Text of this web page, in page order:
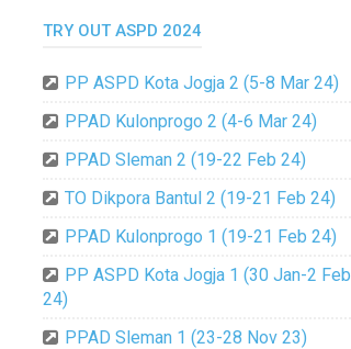
TRY OUT ASPD 2024
PP ASPD Kota Jogja 2 (5-8 Mar 24)
PPAD Kulonprogo 2 (4-6 Mar 24)
PPAD Sleman 2 (19-22 Feb 24)
TO Dikpora Bantul 2 (19-21 Feb 24)
PPAD Kulonprogo 1 (19-21 Feb 24)
PP ASPD Kota Jogja 1 (30 Jan-2 Feb
24)
PPAD Sleman 1 (23-28 Nov 23)